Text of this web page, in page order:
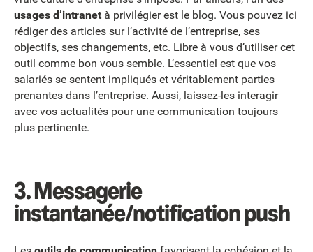
usages d’intranet à privilégier est le blog. Vous pouvez ici
rédiger des articles sur l’activité de l’entreprise, ses
objectifs, ses changements, etc. Libre à vous d’utiliser cet
outil comme bon vous semble. L’essentiel est que vos
salariés se sentent impliqués et véritablement parties
prenantes dans l’entreprise. Aussi, laissez-les interagir
avec vos actualités pour une communication toujours
plus pertinente.
3.Messagerie
instantanée/notification push